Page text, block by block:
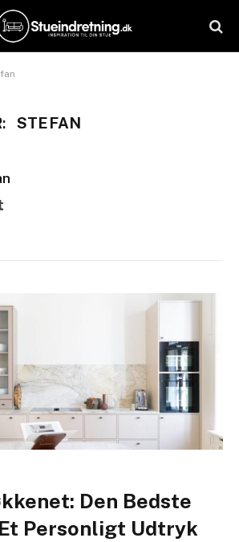
STEFAN
Tumblr
Den Bedste
Personligt Udtryk